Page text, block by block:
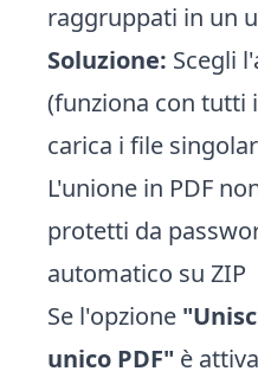
raggruppati in un
Soluzione: Scegli
(funziona con tutti
carica i file
L'unione in PDF
protetti da
automatico su ZIP
Se l'opzione
unico PDF" è